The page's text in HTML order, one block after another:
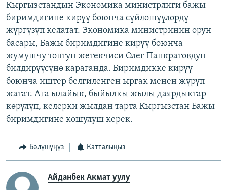
Кыргызстандын Экономика министрлиги бажы
биримдигине кирүү боюнча сүйлөшүүлөрдү
жүргүзүп келатат. Экономика министринин орун
басары, Бажы биримдигине кирүү боюнча
жумушчу топтун жетекчиси Олег Панкратовдун
билдирүүсүнө караганда. Биримдикке кирүү
боюнча иштер белгиленген ыргак менен жүрүп
жатат. Ага ылайык, быйылкы жылы даярдыктар
көрүлүп, келерки жылдан тарта Кыргызстан Бажы
биримдигине кошулуш керек.
Бөлүшүңүз Катталыңыз
Айданбек Акмат уулу